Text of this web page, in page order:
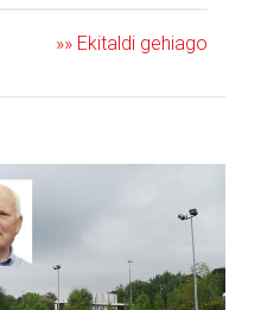
»» Ekitaldi gehiago